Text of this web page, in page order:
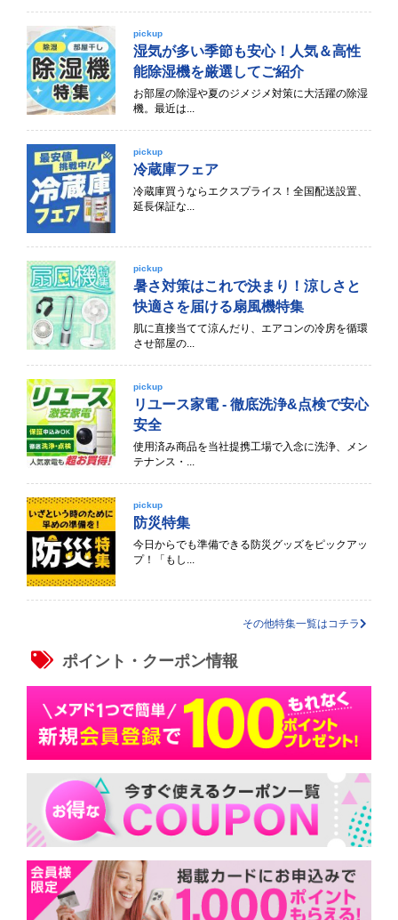
pickup
湿気が多い季節も安心！人気＆高性
能除湿機を厳選してご紹介
お部屋の除湿や夏のジメジメ対策に大活躍の除湿
機。最近は...
pickup
冷蔵庫フェア
冷蔵庫買うならエクスプライス！全国配送設置、
延長保証な...
pickup
暑さ対策はこれで決まり！涼しさと
快適さを届ける扇風機特集
肌に直接当てて涼んだり、エアコンの冷房を循環
させ部屋の...
pickup
リユース家電 - 徹底洗浄&点検で安心
安全
使用済み商品を当社提携工場で入念に洗浄、メン
テナンス・...
pickup
防災特集
今日からでも準備できる防災グッズをピックアッ
プ！「もし...
その他特集一覧はコチラ
ポイント・クーポン情報